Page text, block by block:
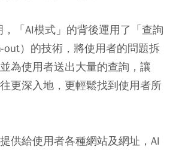
，「AI模式」的背後運用了「查詢
out）的技術，將使用者的問題拆
為使用者送出大量的查詢，讓
更深入地，更輕鬆找到使用者所
供給使用者各種網站及網址， AI